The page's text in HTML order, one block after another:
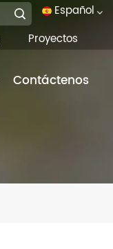
Español
English
Proyectos
Contáctenos